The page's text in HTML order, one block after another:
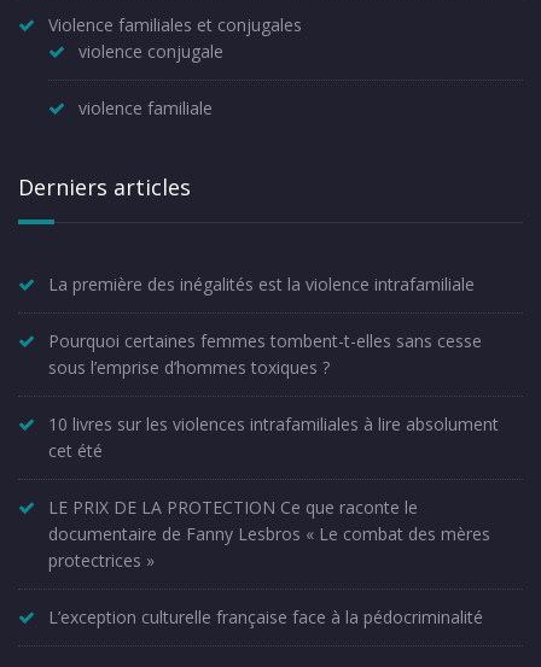
Violence familiales et conjugales
violence conjugale
violence familiale
Derniers articles
La première des inégalités est la violence intrafamiliale
Pourquoi certaines femmes tombent-t-elles sans cesse
sous l’emprise d’hommes toxiques ?
10 livres sur les violences intrafamiliales à lire absolument
cet été
LE PRIX DE LA PROTECTION Ce que raconte le
documentaire de Fanny Lesbros « Le combat des mères
protectrices »
L’exception culturelle française face à la pédocriminalité